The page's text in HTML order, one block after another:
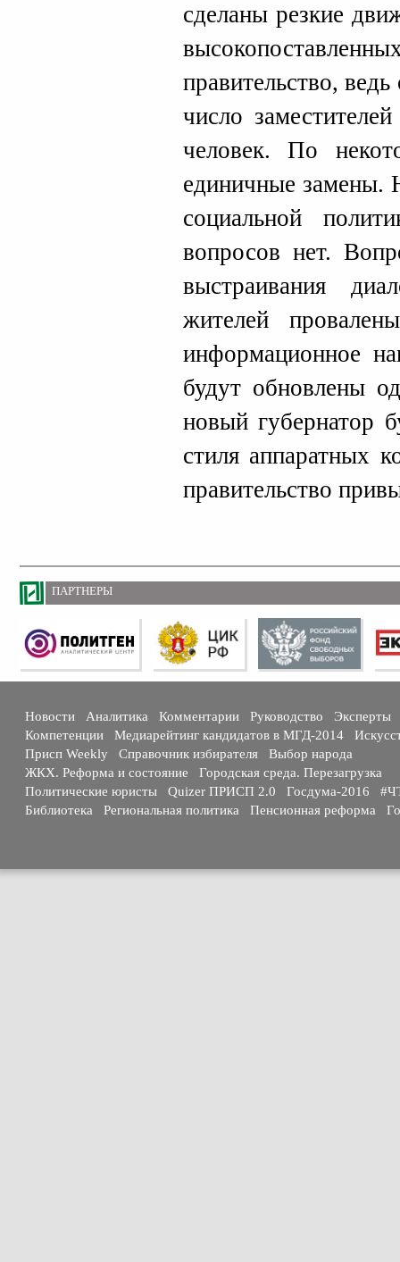
сделаны резкие
правительство,
число
человек. По
единичные замены.
социальной
вопросов нет.
выстраивания
жителей
информационное
будут обновлены
новый губернатор
стиля аппаратных
правительство
ПАРТНЕРЫ
Новости Аналитика Комментарии Руководство
Эксперты
Компетенции
Медиарейтинг кандидатов в МГД-2014
Присп Weekly
Справочник избирателя
Выбор народа
ЖКХ. Реформа и состояние
Городская среда. Перезагрузка
Политические юристы
Quizer ПРИСП 2.0 Госдума-2016
Библиотека
Региональная политика Пенсионная реформа